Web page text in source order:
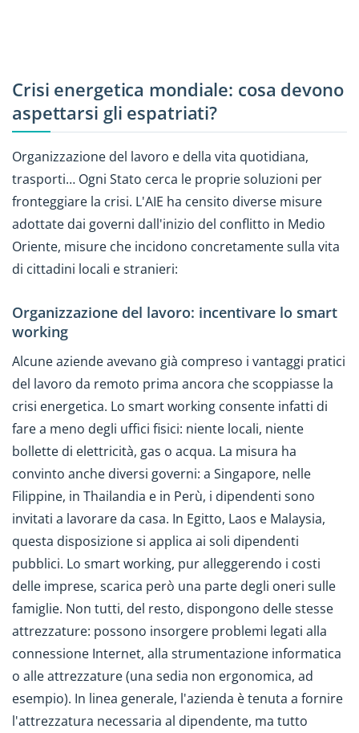
Crisi energetica mondiale: cosa devono
aspettarsi gli espatriati?
Organizzazione del lavoro e della vita quotidiana,
trasporti… Ogni Stato cerca le proprie soluzioni per
fronteggiare la crisi. L'AIE ha censito diverse misure
adottate dai governi dall'inizio del conflitto in Medio
Oriente, misure che incidono concretamente sulla vita
di cittadini locali e stranieri:
Organizzazione del lavoro: incentivare lo smart
working
Alcune aziende avevano già compreso i vantaggi pratici
del lavoro da remoto prima ancora che scoppiasse la
crisi energetica. Lo smart working consente infatti di
fare a meno degli uffici fisici: niente locali, niente
bollette di elettricità, gas o acqua. La misura ha
convinto anche diversi governi: a Singapore, nelle
Filippine, in Thailandia e in Perù, i dipendenti sono
invitati a lavorare da casa. In Egitto, Laos e Malaysia,
questa disposizione si applica ai soli dipendenti
pubblici. Lo smart working, pur alleggerendo i costi
delle imprese, scarica però una parte degli oneri sulle
famiglie. Non tutti, del resto, dispongono delle stesse
attrezzature: possono insorgere problemi legati alla
connessione Internet, alla strumentazione informatica
o alle attrezzature (una sedia non ergonomica, ad
esempio). In linea generale, l'azienda è tenuta a fornire
l'attrezzatura necessaria al dipendente, ma tutto